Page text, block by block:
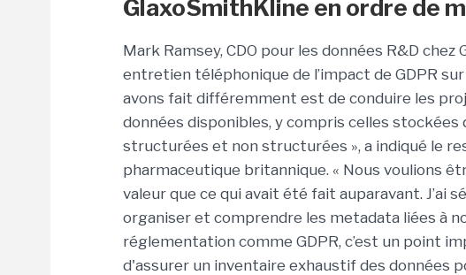
GlaxoSmithKline en ordre de
Mark Ramsey, CDO pour les données R&D
entretien téléphonique de l’impact de GDPR
avons fait différemment est de conduire les
données disponibles, y compris celles stockées
structurées et non structurées », a indiqué le
pharmaceutique britannique. « Nous voulions
valeur que ce qui avait été fait auparavant. J’ai
organiser et comprendre les metadata liées à
réglementation comme GDPR, c’est un point
d'assurer un inventaire exhaustif des données